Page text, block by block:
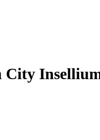
City